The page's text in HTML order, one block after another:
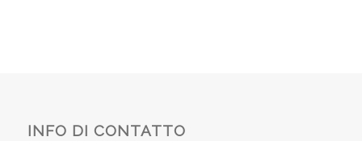
INFO DI CONTATTO